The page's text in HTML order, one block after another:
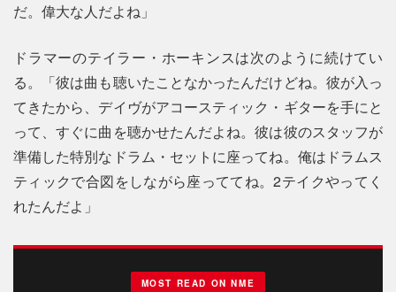
だ。偉大な人だよね」
ドラマーのテイラー・ホーキンスは次のように続けてい
る。「彼は曲も聴いたことなかったんだけどね。彼が入っ
てきたから、デイヴがアコースティック・ギターを手にと
って、すぐに曲を聴かせたんだよね。彼は彼のスタッフが
準備した特別なドラム・セットに座ってね。俺はドラムス
ティックで合図をしながら座っててね。2テイクやってく
れたんだよ」
MOST READ ON NME